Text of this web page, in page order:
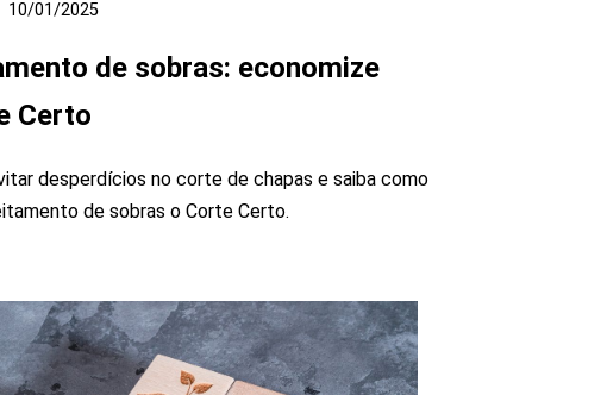
10/01/2025
de sobras: economize
Certo
desperdícios no corte de chapas e saiba como
de sobras o Corte Certo.